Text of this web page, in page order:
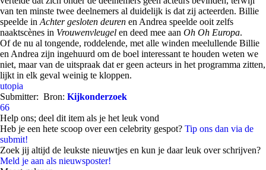
van ten minste twee deelnemers al duidelijk is dat zij acteerden. Billie
speelde in Achter gesloten deuren en Andrea speelde ooit zelfs
naaktscènes in Vrouwenvleugel en deed mee aan Oh Oh Europa.
Of de nu al tongende, roddelende, met alle winden meelullende Billie
en Andrea zijn ingehuurd om de boel interessant te houden weten we
niet, maar van de uitspraak dat er geen acteurs in het programma zitten,
lijkt in elk geval weinig te kloppen.
utopia
Submitter: Bron: Kijkonderzoek
66
Help ons; deel dit item als je het leuk vond
Heb je een hete scoop over een celebrity gespot? Tip ons dan via de
submit!
Zoek jij altijd de leukste nieuwtjes en kun je daar leuk over schrijven?
Meld je aan als nieuwsposter!